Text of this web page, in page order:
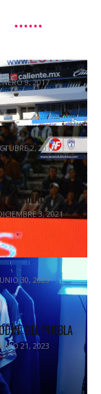
9, 2017
Y RAYOS
2, 2017
LA FINAL
3, 2021
HIZO HISTORIA
30, 2023
DEL PUEBLA
21, 2023